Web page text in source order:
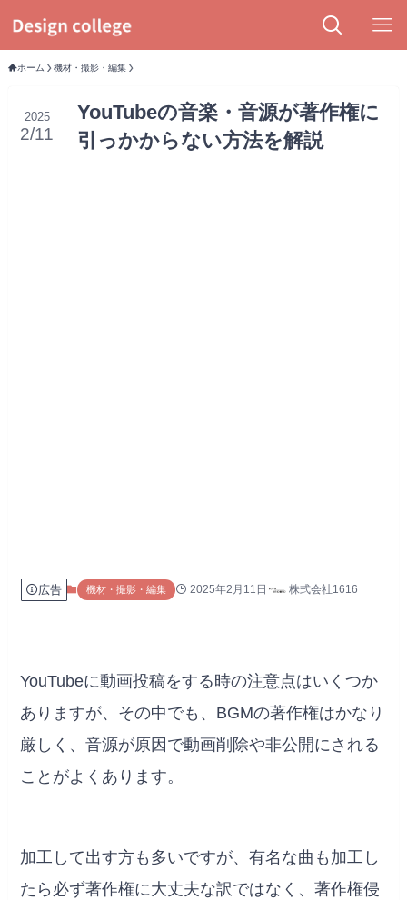
ホーム 機材・撮影・編集
YouTubeの音楽・音源が著作権に
引っかからない方法を解説
2025
2/11
広告 機材・撮影・編集 2025年2月11日 株式会社1616
YouTubeに動画投稿をする時の注意点はいくつか
ありますが、その中でも、BGMの著作権はかなり
厳しく、音源が原因で動画削除や非公開にされる
ことがよくあります。
加工して出す方も多いですが、有名な曲も加工し
たら必ず著作権に大丈夫な訳ではなく、著作権侵